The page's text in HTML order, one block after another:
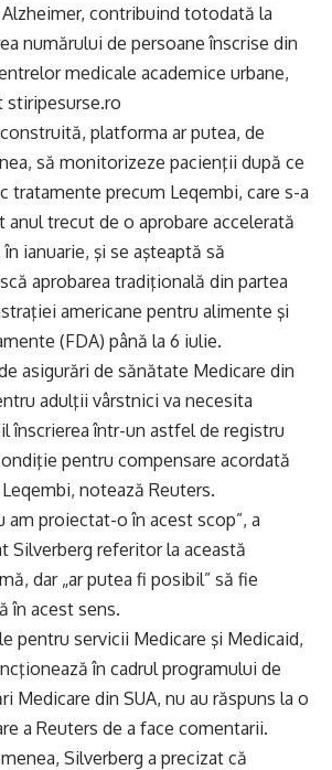
Alzheimer, contribuind totodată la
numărului de persoane înscrise din
medicale academice urbane,
stiripesurse.ro
platforma ar putea, de
să monitorizeze pacienţii după ce
tratamente precum Leqembi, care s-a
anul trecut de o aprobare accelerată
în ianuarie, şi se aşteaptă să
aprobarea tradiţională din partea
americane pentru alimente şi
(FDA) până la 6 iulie.
asigurări de sănătate Medicare din
adulţii vârstnici va necesita
înscrierea într-un astfel de registru
pentru compensare acordată
notează Reuters.
am proiectat-o în acest scop”, a
Silverberg referitor la această
dar „ar putea fi posibil” să fie
în acest sens.
pentru servicii Medicare şi Medicaid,
în cadrul programului de
Medicare din SUA, nu au răspuns la o
a Reuters de a face comentarii.
Silverberg a precizat că